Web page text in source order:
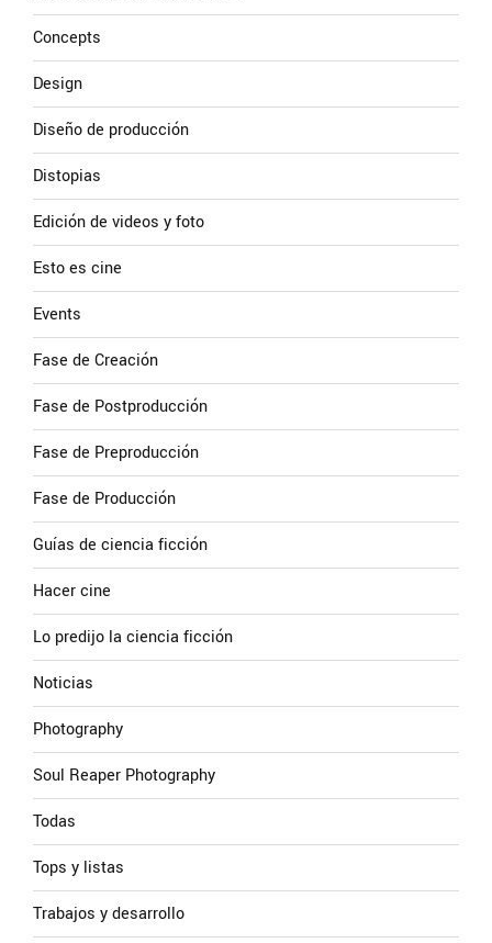
Concepts
Design
Diseño de producción
Distopias
Edición de videos y foto
Esto es cine
Events
Fase de Creación
Fase de Postproducción
Fase de Preproducción
Fase de Producción
Guías de ciencia ficción
Hacer cine
Lo predijo la ciencia ficción
Noticias
Photography
Soul Reaper Photography
Todas
Tops y listas
Trabajos y desarrollo